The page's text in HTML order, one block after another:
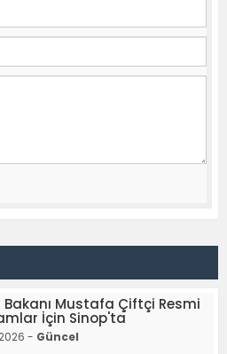
Bakanı Mustafa Çiftçi Resmi
İçin Sinop'ta
- Güncel